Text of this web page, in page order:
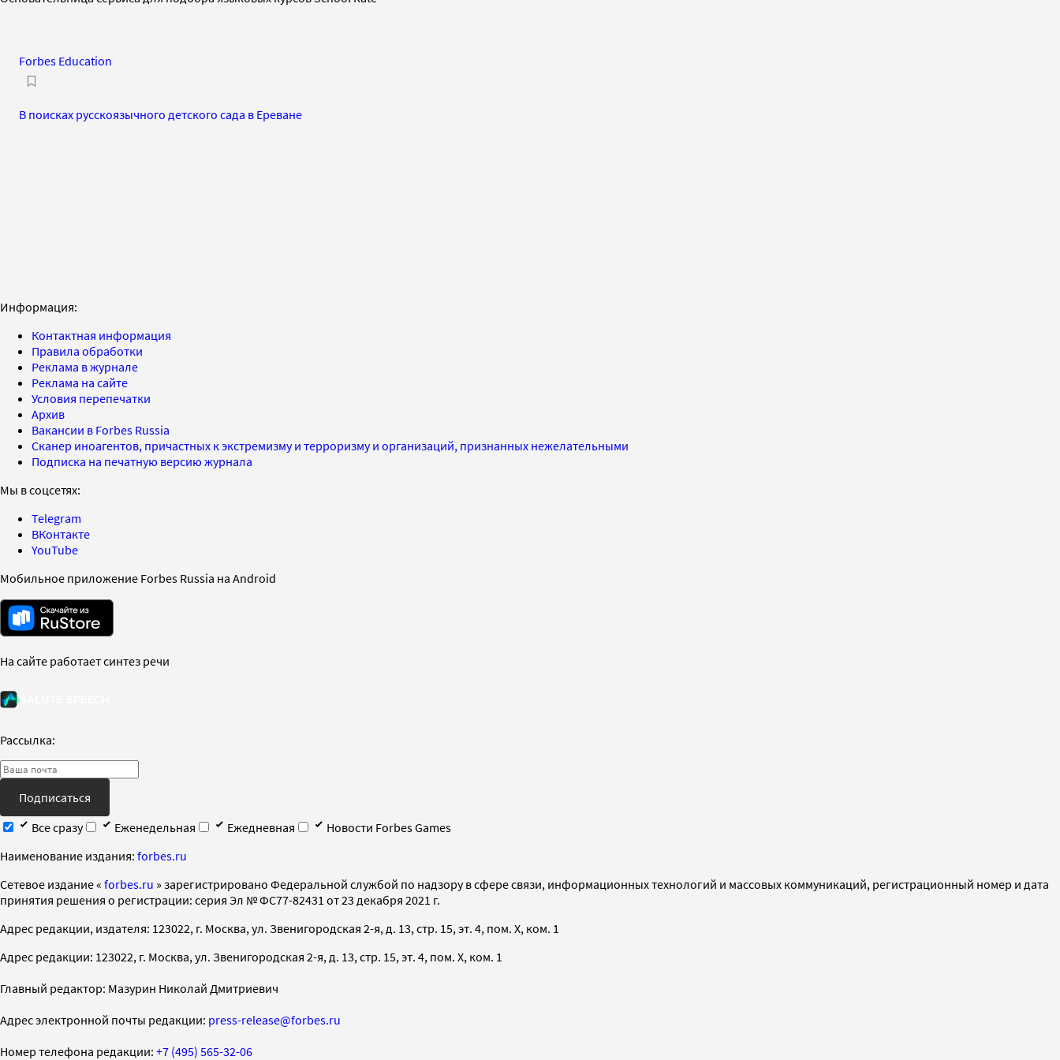
Forbes Education
В поисках русскоязычного детского сада в Ереване
Информация:
Контактная информация
Правила обработки
Реклама в журнале
Реклама на сайте
Условия перепечатки
Архив
Вакансии в Forbes Russia
Сканер иноагентов, причастных к экстремизму и терроризму и организаций, признанных нежелательными
Подписка на печатную версию журнала
Мы в соцсетях:
Telegram
ВКонтакте
YouTube
Мобильное приложение Forbes Russia на Android
На сайте работает синтез речи
Рассылка:
Подписаться
Все сразу
Еженедельная Ежедневная
Новости Forbes Games
Наименование издания: forbes.ru
Cетевое издание « forbes.ru » зарегистрировано Федеральной службой по надзору в сфере связи, информационных технологий и массовых коммуникаций, регистрационный номер и дата
принятия решения о регистрации: серия Эл № ФС77-82431 от 23 декабря 2021 г.
Адрес редакции, издателя: 123022, г. Москва, ул. Звенигородская 2-я, д. 13, стр. 15, эт. 4, пом. X, ком. 1
Адрес редакции: 123022, г. Москва, ул. Звенигородская 2-я, д. 13, стр. 15, эт. 4, пом. X, ком. 1
Главный редактор: Мазурин Николай Дмитриевич
Адрес электронной почты редакции: press-release@forbes.ru
Номер телефона редакции: +7 (495) 565-32-06